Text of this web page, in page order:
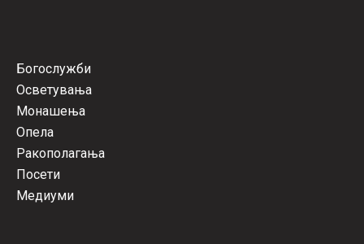
Богослужби
Осветувања
Монашења
Опела
Ракополагања
Посети
Медиуми